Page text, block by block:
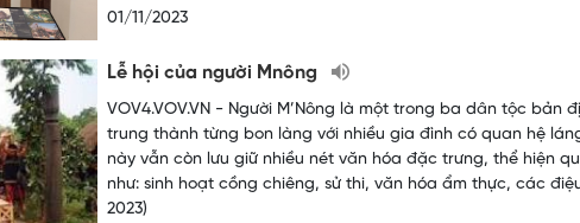
01/11/2023
Lễ hội của người Mnông
VOV4.VOV.VN - Người M’Nông là một trong ba dân tộc
trung thành từng bon làng với nhiều gia đình có quan hệ
này vẫn còn lưu giữ nhiều nét văn hóa đặc trưng, thể hiện
như: sinh hoạt cồng chiêng, sử thi, văn hóa ẩm thực, các
2023)